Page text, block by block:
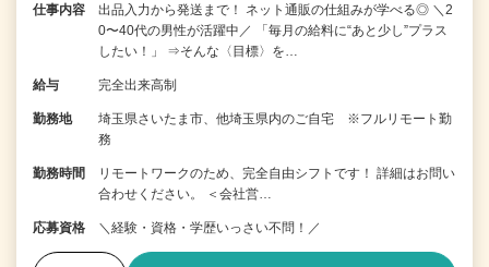
仕事内容
出品入力から発送まで！ ネット通販の仕組みが学べる◎ ＼2
0〜40代の男性が活躍中／ 「毎月の給料に“あと少し”プラス
したい！」 ⇒そんな〈目標〉を…
給与 完全出来高制
勤務地
埼玉県さいたま市、他埼玉県内のご自宅 ※フルリモート勤
務
勤務時間
リモートワークのため、完全自由シフトです！ 詳細はお問い
合わせください。 ＜会社営…
応募資格 ＼経験・資格・学歴いっさい不問！／